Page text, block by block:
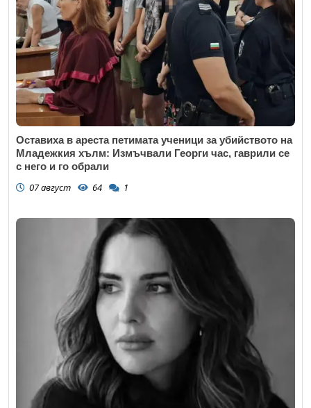
Оставиха в ареста петимата ученици за убийството на
Младежкия хълм: Измъчвали Георги час, гаврили се
с него и го обрали
07 август 64 1